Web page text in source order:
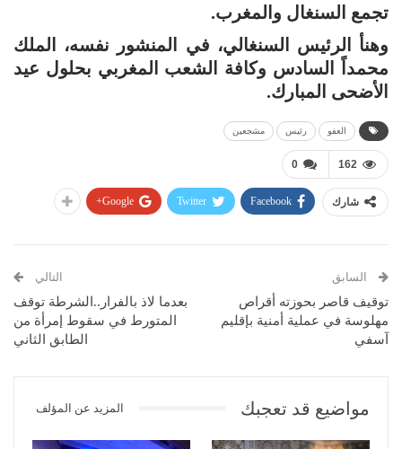
تجمع السنغال والمغرب.
وهنأ الرئيس السنغالي، في المنشور نفسه، الملك
محمداً السادس وكافة الشعب المغربي بحلول عيد
الأضحى المبارك.
العفو رئيس مشجعين
0 162
شارك Facebook
Twitter
Google+
السابق
توقيف قاصر بحوزته أقراص
مهلوسة في عملية أمنية بإقليم
آسفي
التالي
بعدما لاذ بالفرار..الشرطة توقف
المتورط في سقوط إمرأة من
الطابق الثاني
مواضيع قد تعجبك المزيد عن المؤلف